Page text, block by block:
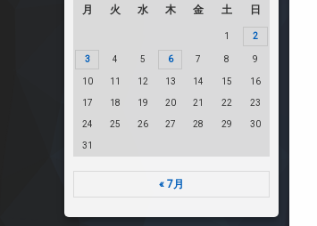
月 火 水 木 金 土 日
1 2
3 4 5 6 7 8 9
10 11 12 13 14 15 16
17 18 19 20 21 22 23
24 25 26 27 28 29 30
31
« 7月